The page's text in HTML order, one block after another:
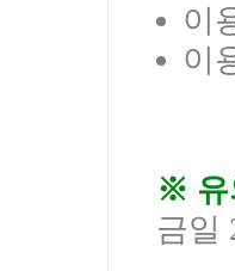
이
이
※ 유
금일